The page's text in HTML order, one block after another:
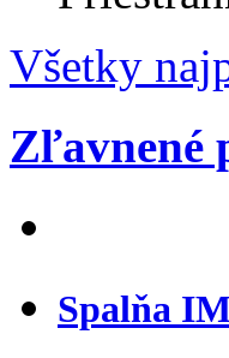
Všetky
Zľavnené
Spalňa